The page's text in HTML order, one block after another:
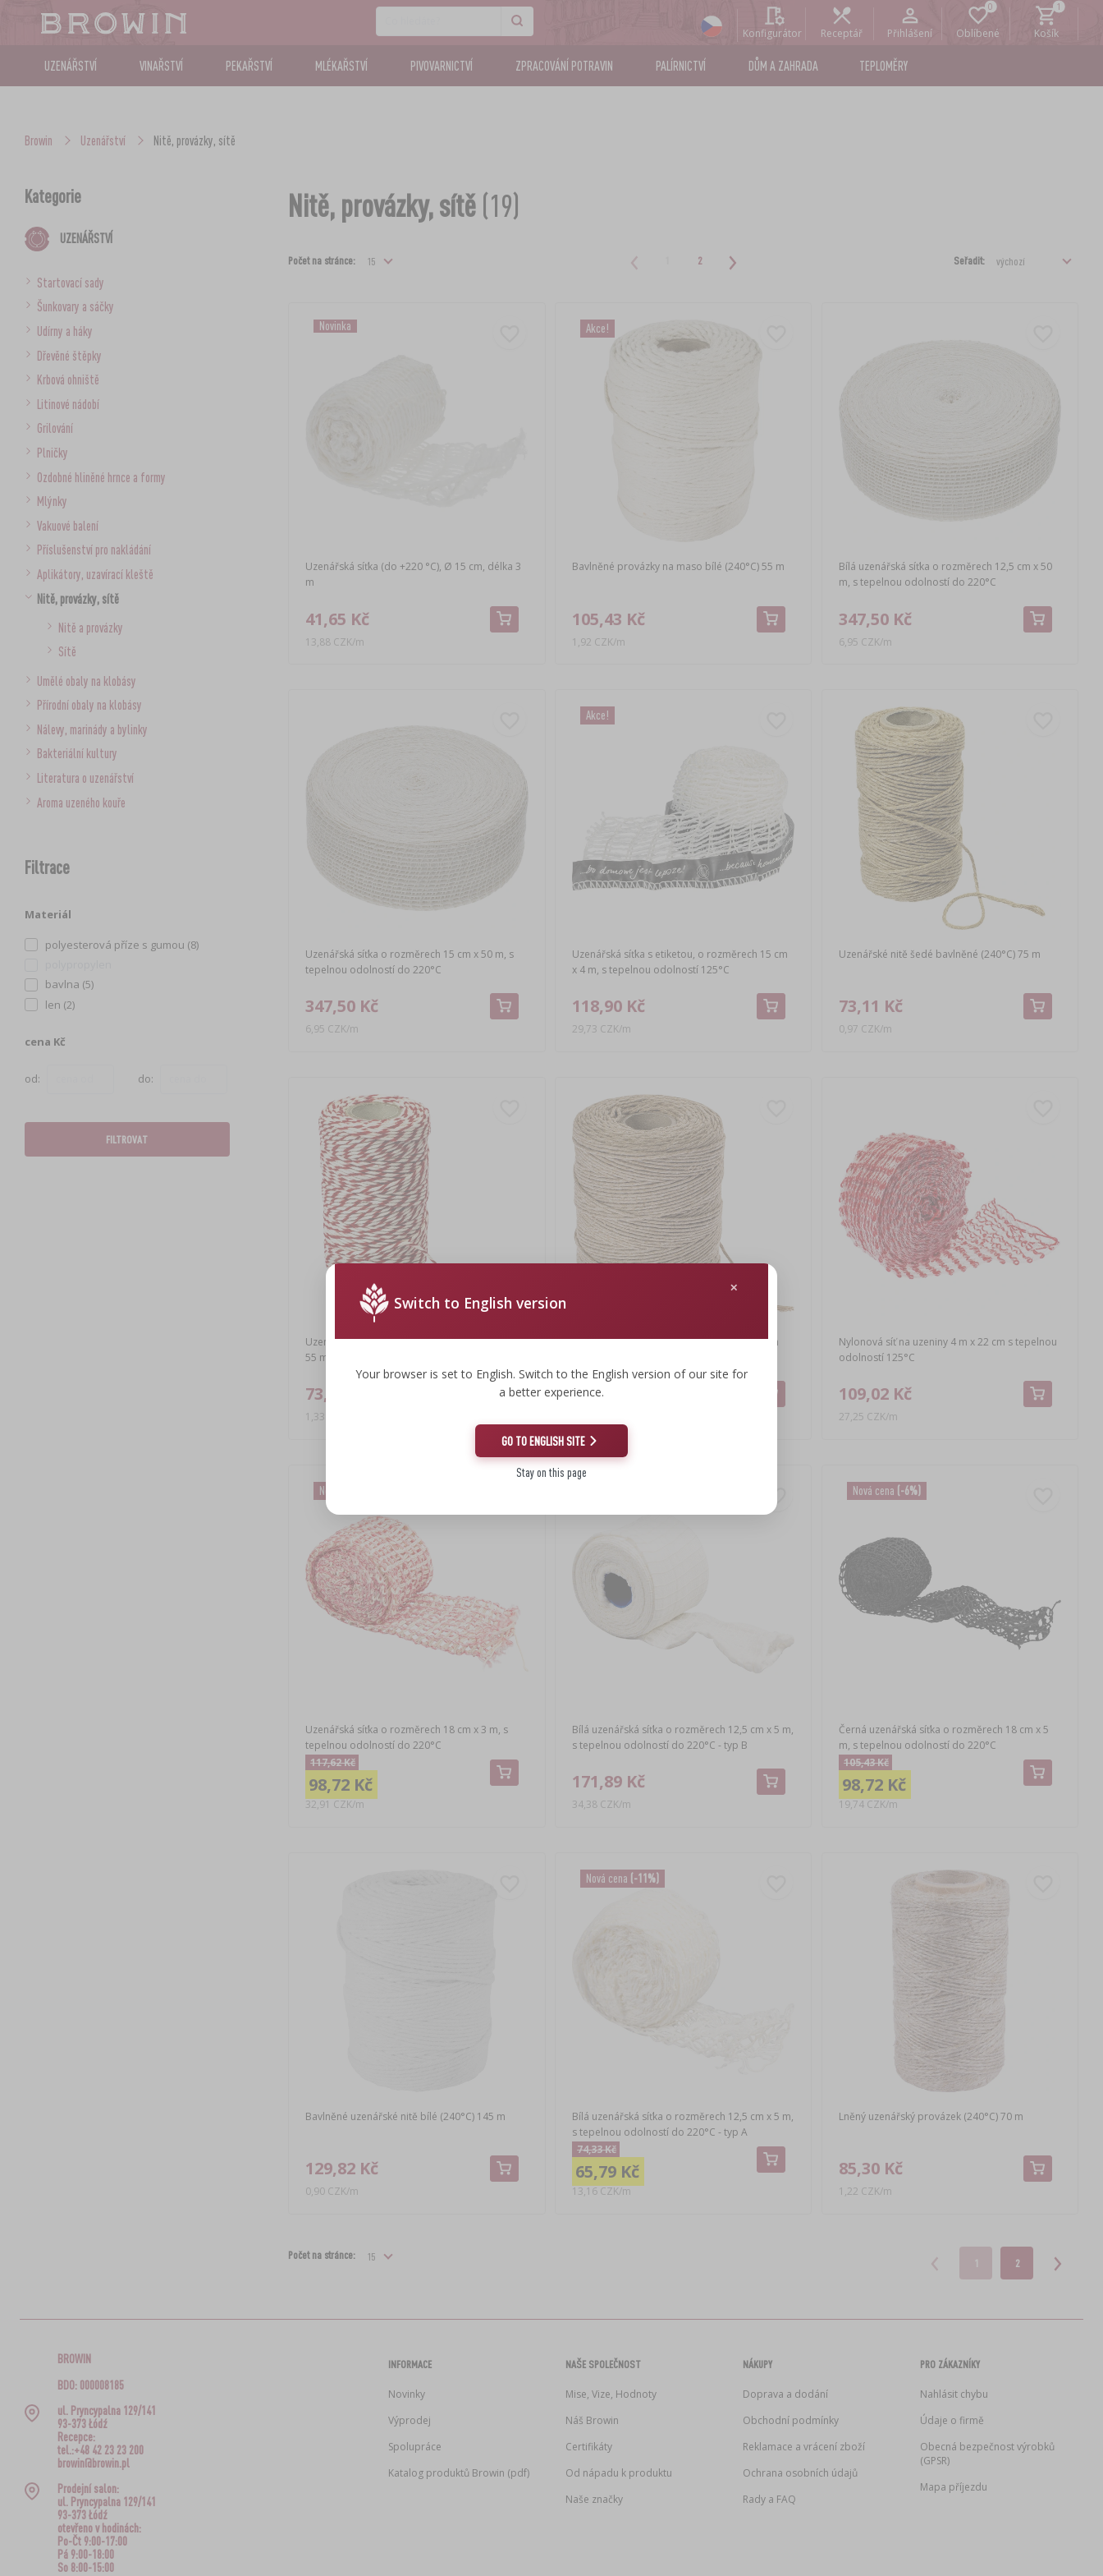
Konfigurátor Receptář Přihlášení Oblíbené Košík
UZENÁŘSTVÍ VINAŘSTVÍ PEKAŘSTVÍ MLÉKAŘSTVÍ PIVOVARNICTVÍ ZPRACOVÁNÍ POTRAVIN PALÍRNICTVÍ DŮM A ZAHRADA TEPLOMĚRY
Browin Uzenářství Nitě, provázky, sítě
Kategorie
UZENÁŘSTVÍ
Startovací sady
Šunkovary a sáčky
Udírny a háky
Dřevěné štěpky
Krbová ohniště
Litinové nádobí
Grilování
Plničky
Ozdobné hliněné hrnce a formy
Mlýnky
Vakuové balení
Příslušenství pro nakládání
Aplikátory, uzavírací kleště
Nitě, provázky, sítě
Nitě a provázky
Sítě
Umělé obaly na klobásy
Přírodní obaly na klobásy
Nálevy, marinády a bylinky
Bakteriální kultury
Literatura o uzenářství
Aroma uzeného kouře
Filtrace
Materiál
polyesterová příze s gumou (8)
bavlna (5)
len (2)
cena Kč
od: do:
FILTROVAT
Nitě, provázky, sítě(19)
Počet na stránce: 2 Seřadit:
Novinka
Uzenářská síťka (do +220 °C), Ø 15 cm, délka 3
m
41,65 Kč
13,88 CZK/m
Akce!
Bavlněné provázky na maso bílé (240°C) 55 m
105,43 Kč
1,92 CZK/m
Bílá uzenářská síťka o rozměrech 12,5 cm x 50
m, s tepelnou odolností do 220°C
347,50 Kč
6,95 CZK/m
Uzenářská síťka o rozměrech 15 cm x 50 m, s
tepelnou odolností do 220°C
347,50 Kč
6,95 CZK/m
Akce!
Uzenářská síťka s etiketou, o rozměrech 15 cm
x 4 m, s tepelnou odolností 125°C
118,90 Kč
29,73 CZK/m
Uzenářské nitě šedé bavlněné (240°C) 75 m
73,11 Kč
0,97 CZK/m
Uzenářské nitě bílo-červené bavlněné (240°C)
55 m
73,11 Kč
1,33 CZK/m
Šedé bavlněné uzenářské nitě (240°C) 210 m
150,55 Kč
Nylonová síť na uzeniny 4 m x 22 cm s tepelnou
odolností 125°C
109,02 Kč
27,25 CZK/m
Nová cena
Uzenářská síťka o rozměrech 18 cm x 3 m, s
tepelnou odolností do 220°C
117,62 Kč
98,72 Kč
32,91 CZK/m
Bílá uzenářská síťka o rozměrech 12,5 cm x 5 m,
s tepelnou odolností do 220°C - typ B
171,89 Kč
34,38 CZK/m
Nová cena (-6%)
Černá uzenářská síťka o rozměrech 18 cm x 5
m, s tepelnou odolností do 220°C
105,43 Kč
98,72 Kč
19,74 CZK/m
Bavlněné uzenářské nitě bílé (240°C) 145 m
129,82 Kč
0,90 CZK/m
Nová cena (-11%)
Bílá uzenářská síťka o rozměrech 12,5 cm x 5 m,
s tepelnou odolností do 220°C - typ A
74,33 Kč
65,79 Kč
13,16 CZK/m
Lněný uzenářský provázek (240°C) 70 m
85,30 Kč
1,22 CZK/m
Počet na stránce:
1 2
Switch to English version
Your browser is set to English. Switch to the English version of our site for
a better experience.
GO TO ENGLISH SITE
Stay on this page
BROWIN
BDO: 000008185
ul. Pryncypalna 129/141
93-373 Łódź
Recepce:
tel.:+48 42 23 23 200
browin@browin.pl
Prodejní salon:
ul. Pryncypalna 129/141
93-373 Łódź
otevřeno v hodinách:
Po-Čt 9:00-17:00
Pá 9:00-18:00
So 8:00-15:00
INFORMACE
Novinky
Výprodej
Spolupráce
Katalog produktů Browin (pdf)
NAŠE SPOLEČNOST
Mise, Vize, Hodnoty
Náš Browin
Certifikáty
Od nápadu k produktu
Naše značky
NÁKUPY
Doprava a dodání
Obchodní podmínky
Reklamace a vrácení zboží
Ochrana osobních údajů
Rady a FAQ
PRO ZÁKAZNÍKY
Nahlásit chybu
Údaje o firmě
Obecná bezpečnost výrobků
(GPSR)
Mapa příjezdu